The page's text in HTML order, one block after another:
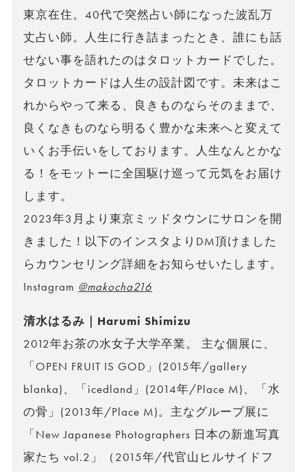
東京在住。40代で突然占い師になった波乱万
丈占い師。人生に行き詰まったとき、誰にも話
せない事を語れたのはタロットカードでした。
タロットカードは人生の設計図です。未来はこ
れからやって来る、良きものならそのままで、
良くなきものなら明るく豊かな未来へと変えて
いくお手伝いをしております。人生なんとかな
る！をモットーに全国駆け巡って元気をお届け
します。
2023年3月より東京ミッドタウンにサロンを開
きました！以下のインスタよりDM頂けました
らカウンセリング詳細をお知らせいたします。
Instagram @makocha216
清水はるみ｜Harumi Shimizu
2012年お茶の水女子大学卒業。 主な個展に、
「OPEN FRUIT IS GOD」(2015年/gallery
blanka)、「icedland」(2014年/Place M)、「水
の骨」(2013年/Place M)。主なグループ展に
「New Japanese Photographers 日本の新進写真
家たち vol.2」（2015年/代官山ヒルサイドフ